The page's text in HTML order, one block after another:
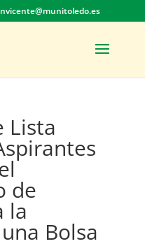
Lista
de
la
Bolsa